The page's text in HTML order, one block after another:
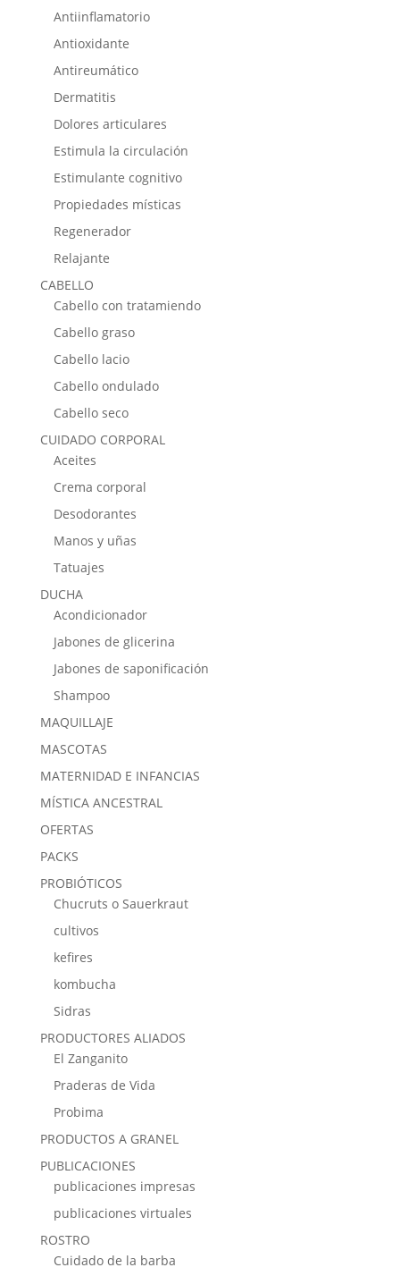
Antiinflamatorio
Antioxidante
Antireumático
Dermatitis
Dolores articulares
Estimula la circulación
Estimulante cognitivo
Propiedades místicas
Regenerador
Relajante
CABELLO
Cabello con tratamiendo
Cabello graso
Cabello lacio
Cabello ondulado
Cabello seco
CUIDADO CORPORAL
Aceites
Crema corporal
Desodorantes
Manos y uñas
Tatuajes
DUCHA
Acondicionador
Jabones de glicerina
Jabones de saponificación
Shampoo
MAQUILLAJE
MASCOTAS
MATERNIDAD E INFANCIAS
MÍSTICA ANCESTRAL
OFERTAS
PACKS
PROBIÓTICOS
Chucruts o Sauerkraut
cultivos
kefires
kombucha
Sidras
PRODUCTORES ALIADOS
El Zanganito
Praderas de Vida
Probima
PRODUCTOS A GRANEL
PUBLICACIONES
publicaciones impresas
publicaciones virtuales
ROSTRO
Cuidado de la barba